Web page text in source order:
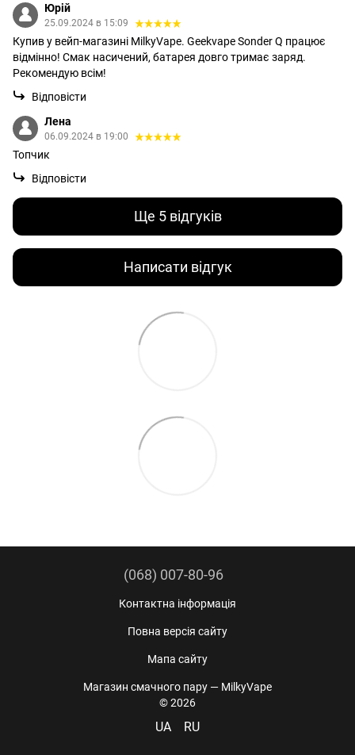
Юрій
25.09.2024 в 15:09
Купив у вейп-магазині MilkyVape. Geekvape Sonder Q працює
відмінно! Смак насичений, батарея довго тримає заряд.
Рекомендую всім!
Відповісти
Лена
06.09.2024 в 19:00
Топчик
Відповісти
Ще 5 відгуків
Написати відгук
(068) 007-80-96
Контактна інформація
Повна версія сайту
Мапа сайту
Магазин смачного пару — MilkyVape
© 2026
UA RU